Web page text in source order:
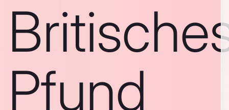
Pfund